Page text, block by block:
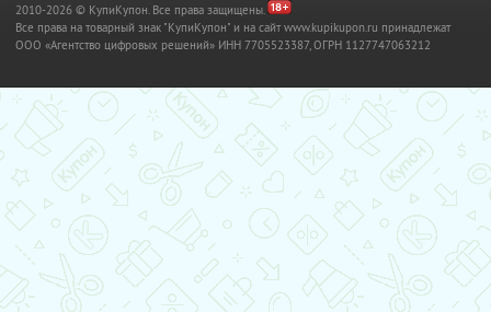
2010-2026 © КупиКупон. Все права защищены.
Все права на товарный знак "КупиКупон" и на сайт www.kupikupon.ru принадлежат
OOO «Агентство цифровых решений» ИНН 7705523387, ОГРН 1127747063212